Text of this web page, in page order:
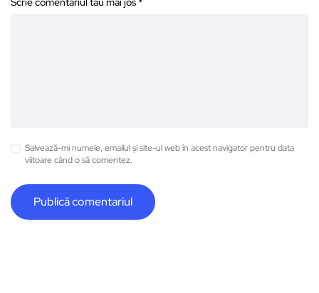
Salvează-mi numele, emailul și site-ul web în acest navigator pentru data
viitoare când o să comentez.